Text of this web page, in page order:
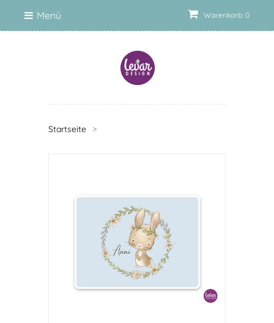
Warenkorb: 0
Menü
Startseite >